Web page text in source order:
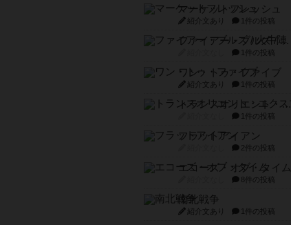
マーケットフレッシュ
紹介文あり 1件の投稿
ファイアー・ブルズ / 火牛陣
1件の投稿
ワン・トゥ・ファイブ
紹介文あり 1件の投稿
トランスオリエント・エクスプレス
1件の投稿
フラットアイアン
2件の投稿
エコーズ・オブ・タイム
8件の投稿
南北戦争
紹介文あり 1件の投稿